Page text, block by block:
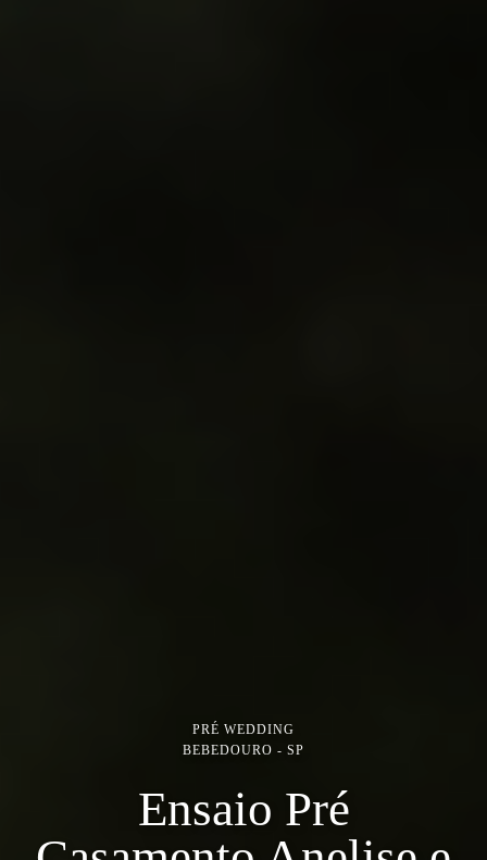
PRÉ WEDDING
BEBEDOURO - SP
Ensaio Pré